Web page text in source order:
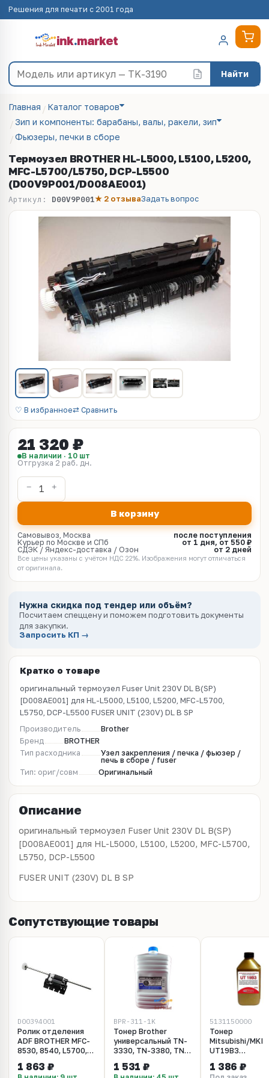
Решения для печати с 2001 года
ink.market
Найти
Главная
Каталог товаров
Зип и компоненты: барабаны, валы, ракели, зип
Фьюзеры, печки в сборе
Термоузел BROTHER HL-L5000, L5100, L5200,
MFC-L5700/L5750, DCP-L5500
(D00V9P001/D008AE001)
Артикул: D00V9P001★ 2 отзываЗадать вопрос
♡ В избранное⇄ Сравнить
21 320 ₽
В наличии · 10 шт
Отгрузка 2 раб. дн.
В корзину
Самовывоз, Москва
после поступления
Курьер по Москве и СПб
от 1 дня, от 550 ₽
СДЭК / Яндекс-доставка / Озон
от 2 дней
Все цены указаны с учётом НДС 22%. Изображения могут отличаться
от оригинала.
Нужна скидка под тендер или объём?
Посчитаем спеццену и поможем подготовить документы
для закупки.
Запросить КП →
Кратко о товаре
оригинальный термоузел Fuser Unit 230V DL B(SP)
[D008AE001] для HL-L5000, L5100, L5200, MFC-L5700,
L5750, DCP-L5500 FUSER UNIT (230V) DL B SP
Производитель
Brother
Бренд
BROTHER
Тип расходника
Узел закрепления / печка / фьюзер /
печь в сборе / fuser
Тип: ориг/совм
Оригинальный
Описание
оригинальный термоузел Fuser Unit 230V DL B(SP)
[D008AE001] для HL-L5000, L5100, L5200, MFC-L5700,
L5750, DCP-L5500
FUSER UNIT (230V) DL B SP
Сопутствующие товары
D00394001
Ролик отделения
ADF BROTHER MFC-
8530, 8540, L5700,
(D00394001)
1 863 ₽
BPR-311-1K
Тонер Brother
универсальный TN-
3330, TN-3380, TN-
6300, TN-6600, TN-
1 531 ₽
5131150000
Тонер
Mitsubishi/MKI
UT19B3
BROTHER. 750
1 386 ₽